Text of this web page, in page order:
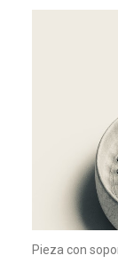
Pieza con